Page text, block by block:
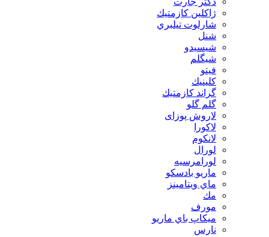
ژاكلين كازمتيك
شارلوت تيلبري
شنل
شيسيدو
شیگلم
فيتو
كلينيك
گراند كازمتيك
گلم گلو
لاروش پوزای
لاكورا
لانكوم
لورال
لورامرسيه
ماريو بادسكو
ماي ويتامينز
مك
مورف
ميكاپ باي ماريو
نارس